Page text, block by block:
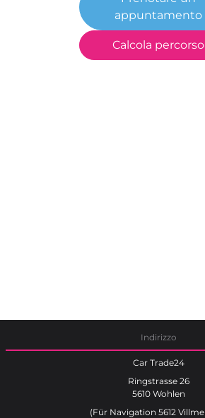
appuntamento
Calcola percorso
Indirizzo
Car Trade24
Ringstrasse 26
5610 Wohlen
(Für Navigation 5612